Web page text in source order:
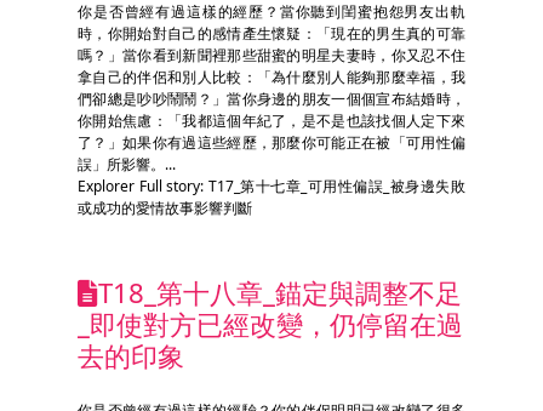
你是否曾經有過這樣的經歷？當你聽到閨蜜抱怨男友出軌
時，你開始對自己的感情產生懷疑：「現在的男生真的可靠
嗎？」當你看到新聞裡那些甜蜜的明星夫妻時，你又忍不住
拿自己的伴侶和別人比較：「為什麼別人能夠那麼幸福，我
們卻總是吵吵鬧鬧？」當你身邊的朋友一個個宣布結婚時，
你開始焦慮：「我都這個年紀了，是不是也該找個人定下來
了？」如果你有過這些經歷，那麼你可能正在被「可用性偏
誤」所影響。...
Explorer Full story: T17_第十七章_可用性偏誤_被身邊失敗
或成功的愛情故事影響判斷
T18_第十八章_錨定與調整不足
_即使對方已經改變，仍停留在過
去的印象